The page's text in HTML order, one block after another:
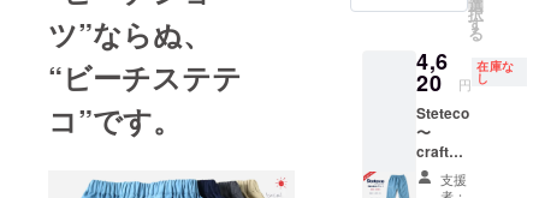
ツ”ならぬ、
“ビーチステテ
コ”です。
明点は
にてお
問い合
わせく
ださ
い！
遅れて
しまう
ありま
す。そ
の場
合、活
可能性
もござ
います
旨、ご
了承く
ださ
い。 ※
税、送
一般販
売予定
価格
¥6,600
のとこ
ろ ※ア
イテム
詳細は
択
す
る
4,6
20 円
在庫な
し
Steteco
〜
craftsm
an
style〜
支援